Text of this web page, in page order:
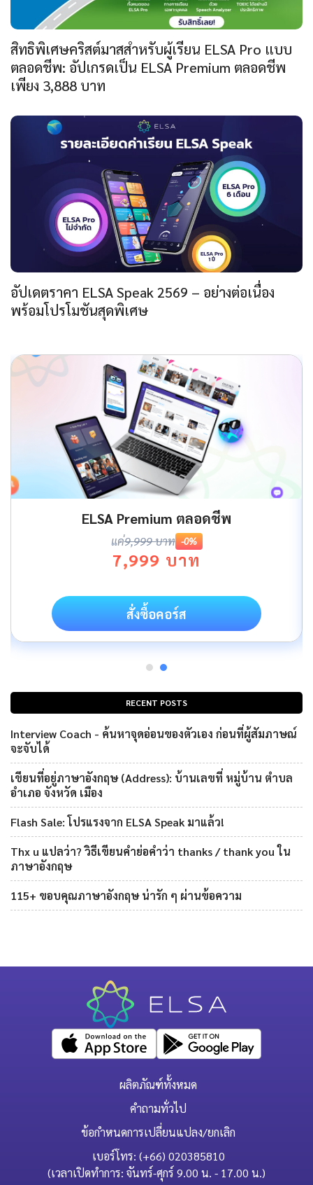
สิทธิพิเศษคริสต์มาสสำหรับผู้เรียน ELSA Pro แบบ
ตลอดชีพ: อัปเกรดเป็น ELSA Premium ตลอดชีพ
เพียง 3,888 บาท
อัปเดตราคา ELSA Speak 2569 – อย่างต่อเนื่อง
พร้อมโปรโมชันสุดพิเศษ
RECENT POSTS
Interview Coach - ค้นหาจุดอ่อนของตัวเอง ก่อนที่ผู้สัมภาษณ์
จะจับได้
เขียนที่อยู่ภาษาอังกฤษ (Address): บ้านเลขที่ หมู่บ้าน ตำบล
อำเภอ จังหวัด เมือง
Flash Sale: โปรแรงจาก ELSA Speak มาแล้ว!
Thx u แปลว่า? วิธีเขียนคำย่อคำว่า thanks / thank you ใน
ภาษาอังกฤษ
115+ ขอบคุณภาษาอังกฤษ น่ารัก ๆ ผ่านข้อความ
ELSA Premium ตลอดชีพ
แค่9,999 บาท -0%
7,999 บาท
สั่งซื้อคอร์ส
ผลิตภัณฑ์ทั้งหมด
คำถามทั่วไป
ข้อกำหนดการเปลี่ยนแปลง/ยกเลิก
เบอร์โทร: (+66) 020385810
(เวลาเปิดทำการ: จันทร์-ศุกร์ 9.00 น. - 17.00 น.)